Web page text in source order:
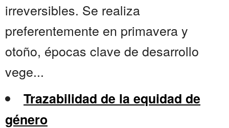
irreversibles. Se realiza
preferentemente en primavera y
otoño, épocas clave de desarrollo
vege...
Trazabilidad de la equidad de
género